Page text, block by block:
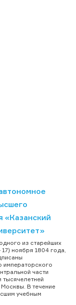
«Казанский
из старейших
ноября 1804 года,
императорского
части
Москвы. В течение
учебным